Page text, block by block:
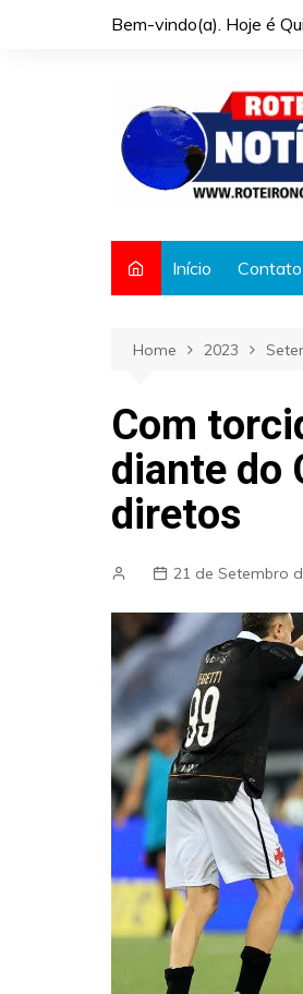
Bem-vindo(a). Hoje é
Início Contato
Home 2023
Com
diante do
diretos
21 de Setembro